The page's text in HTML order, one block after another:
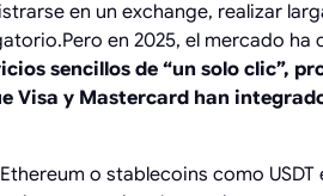
en un exchange, realizar
en 2025, el mercado ha
sencillos de “un solo clic”,
Visa y Mastercard han
o stablecoins como